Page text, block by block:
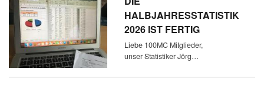
HALBJAHRESSTATISTIK
2026 IST FERTIG
Liebe 100MC Mitglieder,
unser Statistiker Jörg…